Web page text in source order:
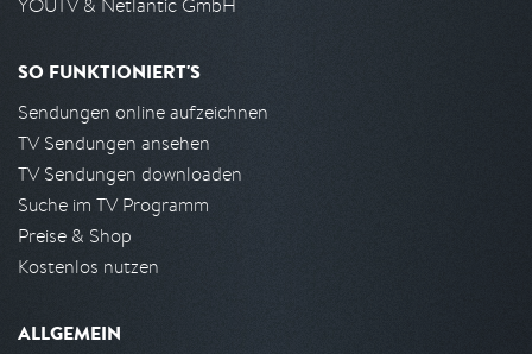
YOUTV & Netlantic GmbH
SO FUNKTIONIERT'S
Sendungen online aufzeichnen
TV Sendungen ansehen
TV Sendungen downloaden
Suche im TV Programm
Preise & Shop
Kostenlos nutzen
ALLGEMEIN